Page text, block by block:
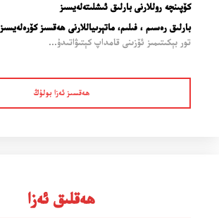
كۆپىنچە روللارنى بارلىق ئىشلىتەلەيسىز
بارلىق رەسىم ، فىلىم، ماتېرىياللارنى ھەقسىز كۆرەلەيسىز
تور بېكىتىمىز ئۆزىنى قامداپ كېتىۋاتىدۇ...
ھەقسىز ئەزا بولۇڭ
ھەقلىق ئەزا